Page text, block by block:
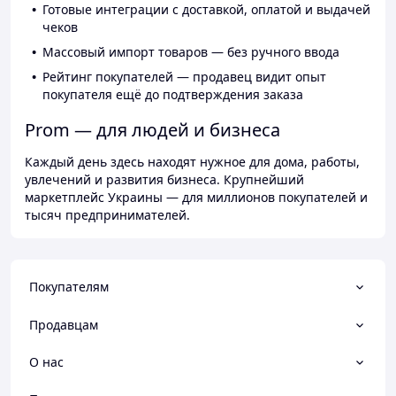
Готовые интеграции с доставкой, оплатой и выдачей
чеков
Массовый импорт товаров — без ручного ввода
Рейтинг покупателей — продавец видит опыт
покупателя ещё до подтверждения заказа
Prom — для людей и бизнеса
Каждый день здесь находят нужное для дома, работы,
увлечений и развития бизнеса. Крупнейший
маркетплейс Украины — для миллионов покупателей и
тысяч предпринимателей.
Покупателям
Продавцам
О нас